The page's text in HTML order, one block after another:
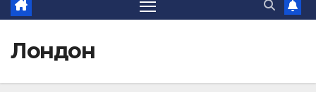
Лондон